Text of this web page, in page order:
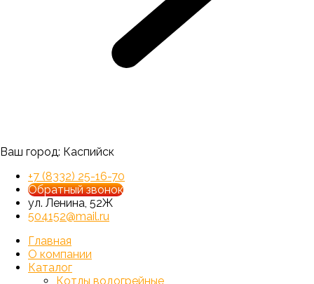
Ваш город: Каспийск
+7 (8332) 25-16-70
Обратный звонок
ул. Ленина, 52Ж
504152@mail.ru
Главная
О компании
Каталог
Котлы водогрейные